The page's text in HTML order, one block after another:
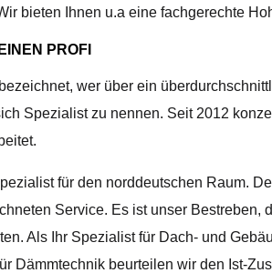
bieten Ihnen u.a eine fachgerechte
PROFI
wer über ein
Spezialist zu nennen. Seit 2012
für den norddeutschen Raum.
Service. Es ist unser
Als Ihr Spezialist für Dach- und
Dämmtechnik beurteilen wir den Ist-